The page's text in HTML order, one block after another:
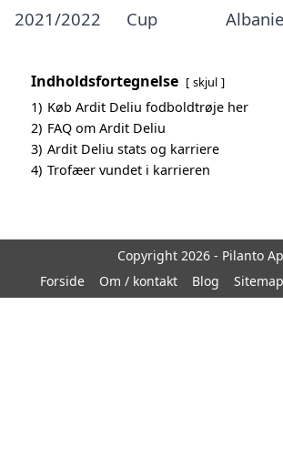
2021/2022 Cup
Indholdsfortegnelse skjul
1) Køb Ardit Deliu fodboldtrøje her
2) FAQ om Ardit Deliu
3) Ardit Deliu stats og karriere
4) Trofæer vundet i karrieren
Copyright 2026 - Pilanto
Forside
Om / kontakt Blog Sitemap